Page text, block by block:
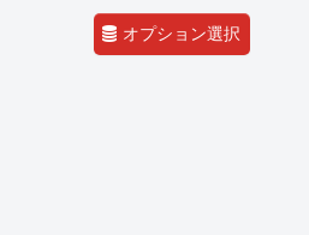
オプション選択